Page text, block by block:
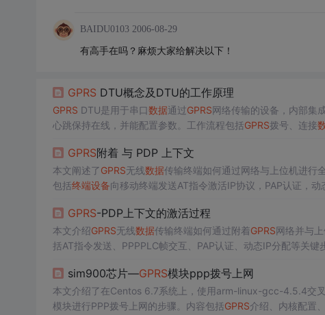
BAIDU0103 2006-08-29
有高手在吗？麻烦大家给解决以下！
GPRS DTU概念及DTU的工作原理
GPRS DTU是用于串口数据通过GPRS网络传输的设备，内部集
心跳保持在线，并能配置参数。工作流程包括GPRS拨号、连接
GPRS附着 与 PDP 上下文
本文阐述了GPRS无线数据传输终端如何通过网络与上位机进行
包括终端设备向移动终端发送AT指令激活IP协议，PAP认证，
GPRS-PDP上下文的激活过程
本文介绍GPRS无线数据传输终端如何通过附着GPRS网络并与
括AT指令发送、PPPPLC帧交互、PAP认证、动态IP分配等关键
sim900芯片—GPRS模块ppp拨号上网
本文介绍了在Centos 6.7系统上，使用arm-linux-gcc-4.5.4交
模块进行PPP拨号上网的步骤。内容包括GPRS介绍、内核配置